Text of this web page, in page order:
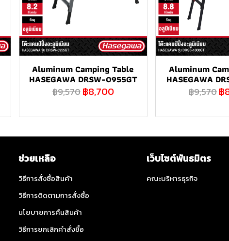
Aluminum Camping Table
HASEGAWA DRSW-0955GT
฿9,570฿8,700
Aluminum
HASEGAWA
฿9,570฿
ช่วยเหลือ
วิธีการสั่งซื้อสินค้า
วิธีการติดตามการสั่งซื้อ
นโยบายการคืนสินค้า
วิธีการยกเลิกคำสั่งซื้อ
เว็บไซต์พันธมิตร
คณะบริหารธุรกิจ